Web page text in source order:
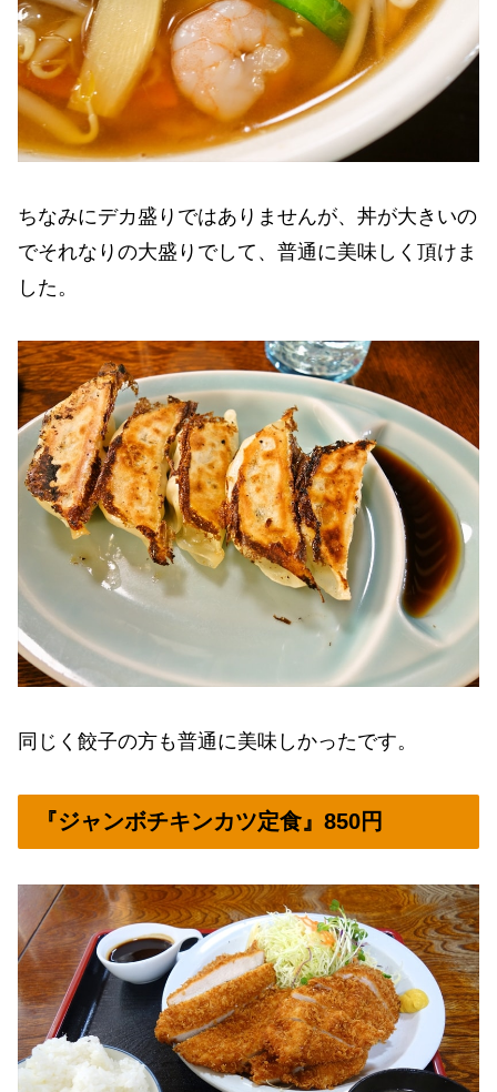
ちなみにデカ盛りではありませんが、丼が大きいの
でそれなりの大盛りでして、普通に美味しく頂けま
した。
同じく餃子の方も普通に美味しかったです。
『ジャンボチキンカツ定食』850円